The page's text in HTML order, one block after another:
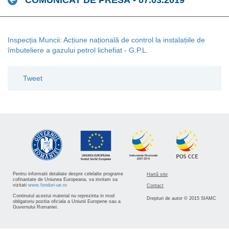
Inspecția Muncii: Acțiune națională de control la instalațiile de
îmbuteliere a gazului petrol lichefiat - G.P.L.
Tweet
Pentru informatii detaliate despre celelalte programe
cofinantate de Uniunea Europeana, va invitam sa
vizitati www.fonduri-ue.ro
Continutul acestui material nu reprezinta in mod
obligatoriu pozitia oficiala a Uniunii Europene sau a
Guvernului Romaniei.
Hartă site
Contact
Drepturi de autor © 2015 SIAMC